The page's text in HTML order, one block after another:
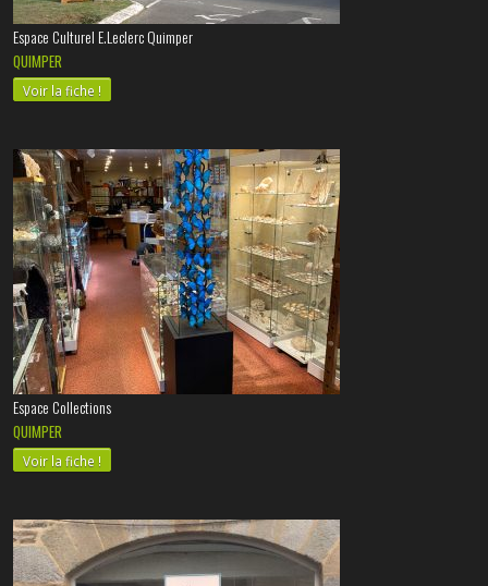
Espace Culturel E.Leclerc Quimper
QUIMPER
Voir la fiche !
Espace Collections
QUIMPER
Voir la fiche !